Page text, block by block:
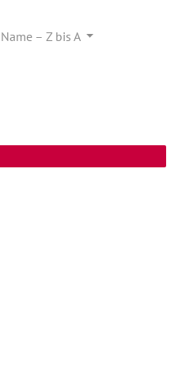
– Z bis A